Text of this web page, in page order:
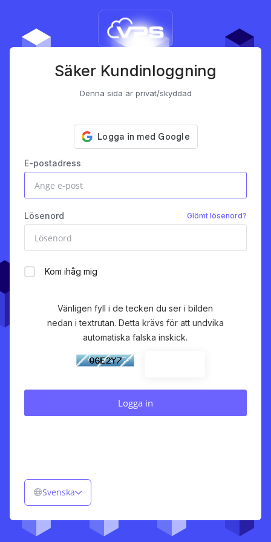
Säker Kundinloggning
Denna sida är privat/skyddad
E-postadress
Lösenord Glömt lösenord?
Kom ihåg mig
Vänligen fyll i de tecken du ser i bilden
nedan i textrutan. Detta krävs för att undvika
automatiska falska inskick.
Svenska